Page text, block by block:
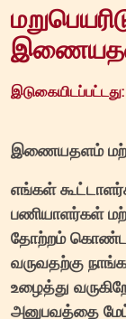
இடுகையிடப்பட்டது:
இணையதளம்
எங்கள்
பணியாளர்கள்
தோற்றம்
வருவதற்கு
உழைத்து
அனுபவத்தை